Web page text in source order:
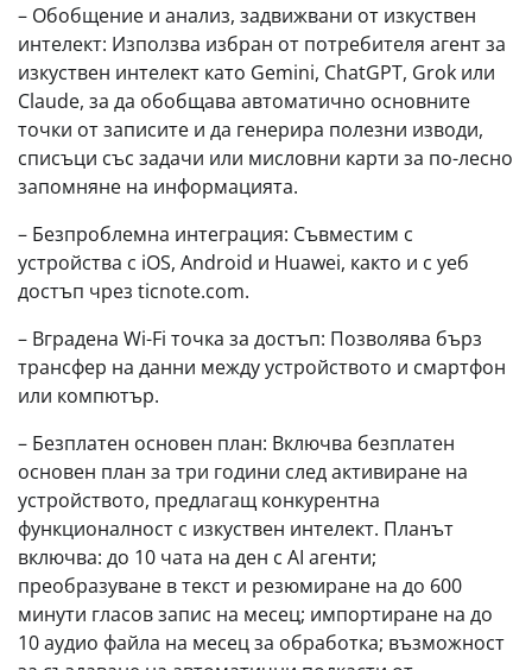
– Обобщение и анализ, задвижвани от изкуствен
интелект: Използва избран от потребителя агент за
изкуствен интелект като Gemini, ChatGPT, Grok или
Claude, за да обобщава автоматично основните
точки от записите и да генерира полезни изводи,
списъци със задачи или мисловни карти за по-лесно
запомняне на информацията.
– Безпроблемна интеграция: Съвместим с
устройства с iOS, Android и Huawei, както и с уеб
достъп чрез ticnote.com.
– Вградена Wi-Fi точка за достъп: Позволява бърз
трансфер на данни между устройството и смартфон
или компютър.
– Безплатен основен план: Включва безплатен
основен план за три години след активиране на
устройството, предлагащ конкурентна
функционалност с изкуствен интелект. Планът
включва: до 10 чата на ден с AI агенти;
преобразуване в текст и резюмиране на до 600
минути гласов запис на месец; импортиране на до
10 аудио файла на месец за обработка; възможност